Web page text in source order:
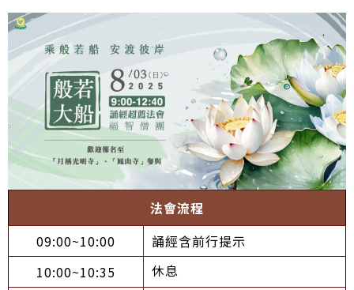
法會流程
09:00~10:00
誦經含前行提示
10:00~10:35
休息